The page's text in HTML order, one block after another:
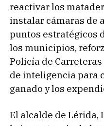
reactivar los
instalar cámaras de
puntos estratégicos
los municipios,
Policía de
de inteligencia para
ganado y los
El alcalde de Lérida,